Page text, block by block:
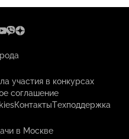
участия в конкурсах
соглашение
КонтактыТехподдержка
в Москве